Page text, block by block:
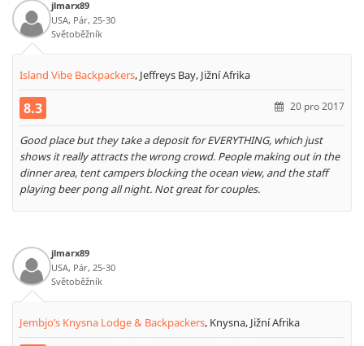
jlmarx89
USA, Pár, 25-30
Světoběžník
Island Vibe Backpackers, Jeffreys Bay, Jižní Afrika
8.3 20 pro 2017
Good place but they take a deposit for EVERYTHING, which just
shows it really attracts the wrong crowd. People making out in the
dinner area, tent campers blocking the ocean view, and the staff
playing beer pong all night. Not great for couples.
jlmarx89
USA, Pár, 25-30
Světoběžník
Jembjo’s Knysna Lodge & Backpackers, Knysna, Jižní Afrika